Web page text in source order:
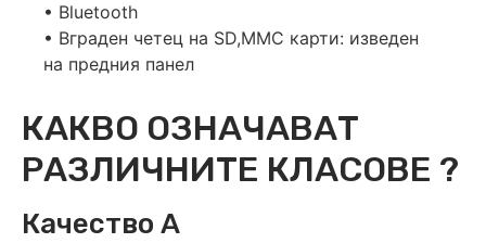
• Bluetooth
• Вграден четец на SD,MMC карти: изведен
на предния панел
КАКВО ОЗНАЧАВАТ
РАЗЛИЧНИТЕ КЛАСОВЕ ?
Качество А